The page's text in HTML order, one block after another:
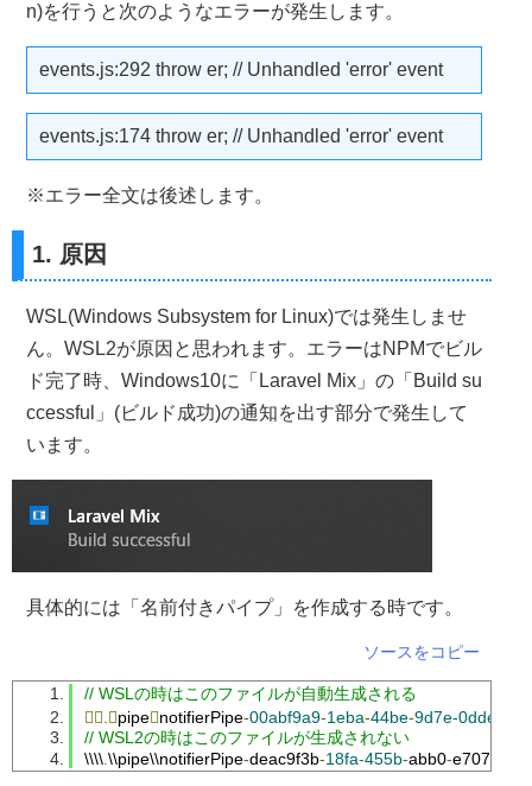
n)を行うと次のようなエラーが発生します。
events.js:292 throw er; // Unhandled 'error' event
events.js:174 throw er; // Unhandled 'error' event
※エラー全文は後述します。
1. 原因
WSL(Windows Subsystem for Linux)では発生しませ
ん。WSL2が原因と思われます。エラーはNPMでビル
ド完了時、Windows10に「Laravel Mix」の「Build su
ccessful」(ビルド成功)の通知を出す部分で発生して
います。
具体的には「名前付きパイプ」を作成する時です。
ソースをコピー
// WSLの時はこのファイルが自動生成される
.pipenotifierPipe-00abf9a9-1eba-44be-9d7e-
// WSL2の時はこのファイルが生成されない
\\\\.\\pipe\\notifierPipe-deac9f3b-18fa-455b-abb0-